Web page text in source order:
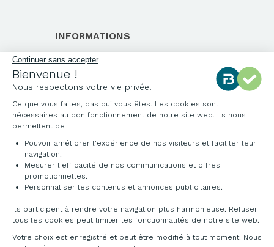
INFORMATIONS
Qui sommes-nous ?
Notre charte qualité
Environnement
Origine des produits
Livraison et installation